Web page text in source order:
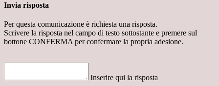
Invia risposta
Per questa comunicazione è richiesta una risposta.
Scrivere la risposta nel campo di testo sottostante e premere sul
bottone CONFERMA per confermare la propria adesione.
Inserire qui la risposta